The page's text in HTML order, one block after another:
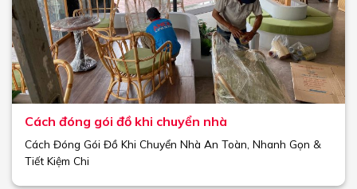
Cách đóng gói đồ khi chuyển nhà
Cách Đóng Gói Đồ Khi Chuyển Nhà An Toàn, Nhanh Gọn &
Tiết Kiệm Chi